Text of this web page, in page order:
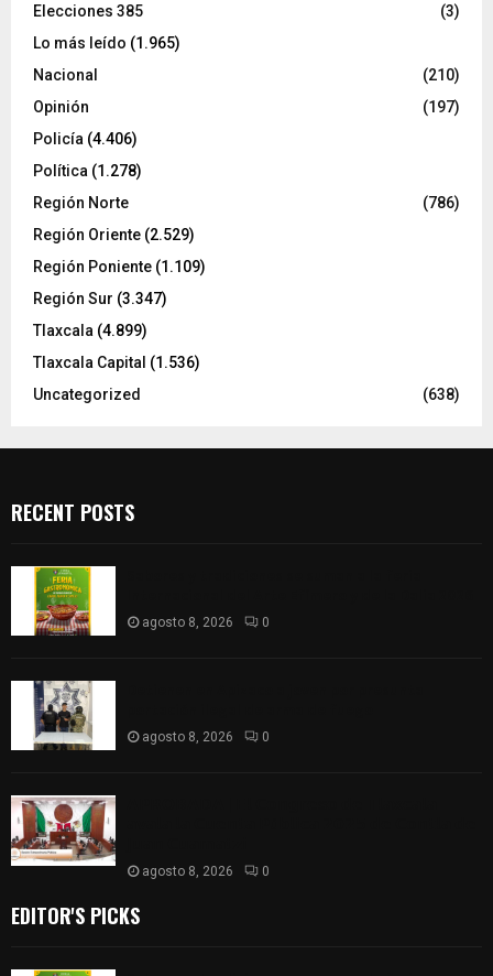
Elecciones 385
(3)
Lo más leído (1.965)
Nacional
(210)
Opinión
(197)
Policía (4.406)
Política (1.278)
Región Norte
(786)
Región Oriente (2.529)
Región Poniente (1.109)
Región Sur (3.347)
Tlaxcala (4.899)
Tlaxcala Capital (1.536)
Uncategorized
(638)
RECENT POSTS
agosto 8, 2026 0
agosto 8, 2026 0
agosto 8, 2026 0
EDITOR'S PICKS